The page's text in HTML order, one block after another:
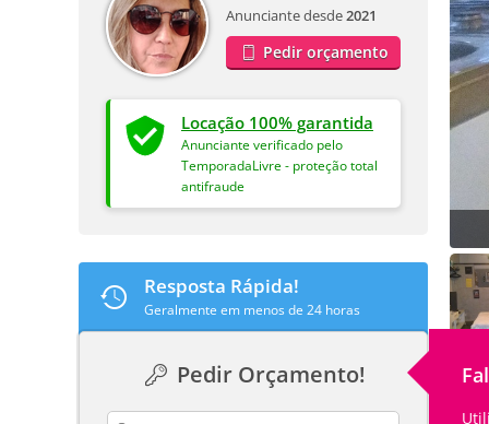
Anunciante desde2021
Pedir orçamento
Locação 100% garantida
Anunciante verificado pelo
TemporadaLivre - proteção total
antifraude
Resposta Rápida!
Geralmente em menos de 24 horas
Pedir Orçamento!